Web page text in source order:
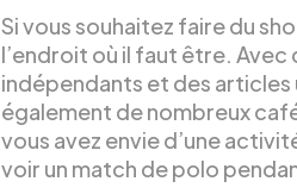
Si vous souhaitez faire du
l’endroit où il faut être.
indépendants et des articles
également de nombreux
vous avez envie d’une
voir un match de polo